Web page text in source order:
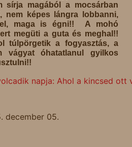
sírja magából a mocsárban
nem képes lángra lobbanni,
maga is égni!! A mohó
megüti a guta és meghal!!
túlpörgetik a fogyasztás, a
vágyat óhatatlanul gyilkos
napja: Ahol a kincsed ott
december 05.